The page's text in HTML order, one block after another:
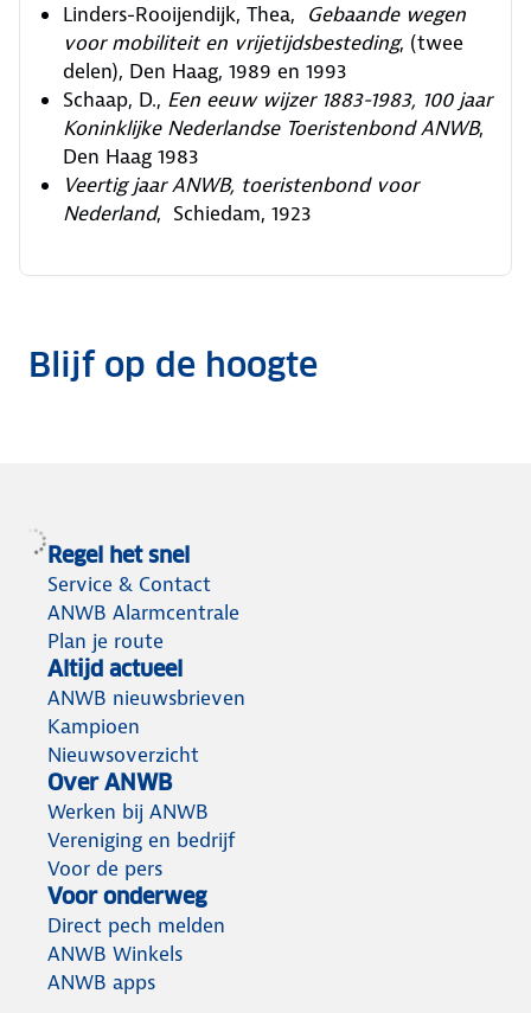
Linders-Rooijendijk, Thea, Gebaande wegen
voor mobiliteit en vrijetijdsbesteding, (twee
delen), Den Haag, 1989 en 1993
Schaap, D., Een eeuw wijzer 1883-1983, 100 jaar
Koninklijke Nederlandse Toeristenbond ANWB,
Den Haag 1983
Veertig jaar ANWB, toeristenbond voor
Nederland, Schiedam, 1923
Blijf op de hoogte
Regel het snel
Service & Contact
ANWB Alarmcentrale
Plan je route
Altijd actueel
ANWB nieuwsbrieven
Kampioen
Nieuwsoverzicht
Over ANWB
Werken bij ANWB
Vereniging en bedrijf
Voor de pers
Voor onderweg
Direct pech melden
ANWB Winkels
ANWB apps